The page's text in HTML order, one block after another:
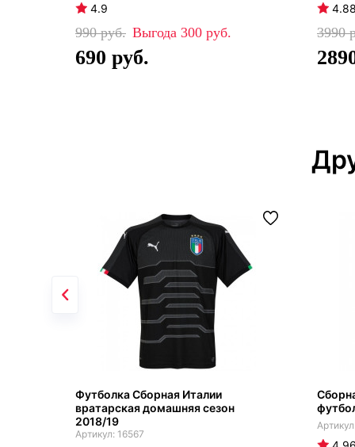
4.9
990 300
690
3990
Футболка Сборная Италии
вратарская домашняя сезон
2018/19
16567